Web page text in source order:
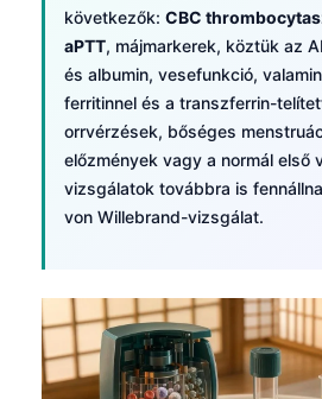
következők: CBC
aPTT, májmarkerek, köztük az
és albumin, vesefunkció,
ferritinnel és a transzferrin-
orrvérzések, bőséges
előzmények vagy a normál első
vizsgálatok továbbra is
von Willebrand-vizsgálat.